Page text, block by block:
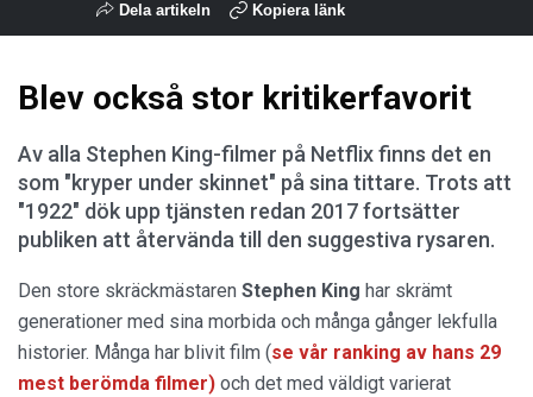
Dela artikeln Kopiera länk
Blev också stor kritikerfavorit
Av alla Stephen King-filmer på Netflix finns det en
som "kryper under skinnet" på sina tittare. Trots att
"1922" dök upp tjänsten redan 2017 fortsätter
publiken att återvända till den suggestiva rysaren.
Den store skräckmästaren Stephen King har skrämt
generationer med sina morbida och många gånger lekfulla
historier. Många har blivit film (se vår ranking av hans 29
mest berömda filmer) och det med väldigt varierat